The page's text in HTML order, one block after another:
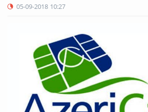
05-09-2018 10:27